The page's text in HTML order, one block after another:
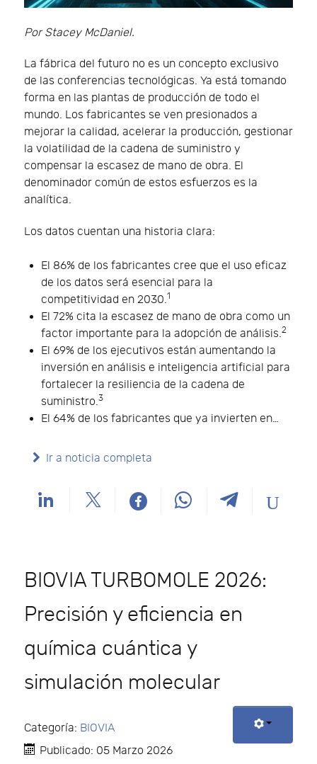
Por Stacey McDaniel.
La fábrica del futuro no es un concepto exclusivo
de las conferencias tecnológicas. Ya está tomando
forma en las plantas de producción de todo el
mundo. Los fabricantes se ven presionados a
mejorar la calidad, acelerar la producción, gestionar
la volatilidad de la cadena de suministro y
compensar la escasez de mano de obra. El
denominador común de estos esfuerzos es la
analítica.
Los datos cuentan una historia clara:
El 86% de los fabricantes cree que el uso eficaz
de los datos será esencial para la
competitividad en 2030.1
El 72% cita la escasez de mano de obra como un
factor importante para la adopción de análisis.2
El 69% de los ejecutivos están aumentando la
inversión en análisis e inteligencia artificial para
fortalecer la resiliencia de la cadena de
suministro.3
El 64% de los fabricantes que ya invierten en…
Ir a noticia completa
BIOVIA TURBOMOLE 2026:
Precisión y eficiencia en
química cuántica y
simulación molecular
Categoría: BIOVIA
Publicado: 05 Marzo 2026